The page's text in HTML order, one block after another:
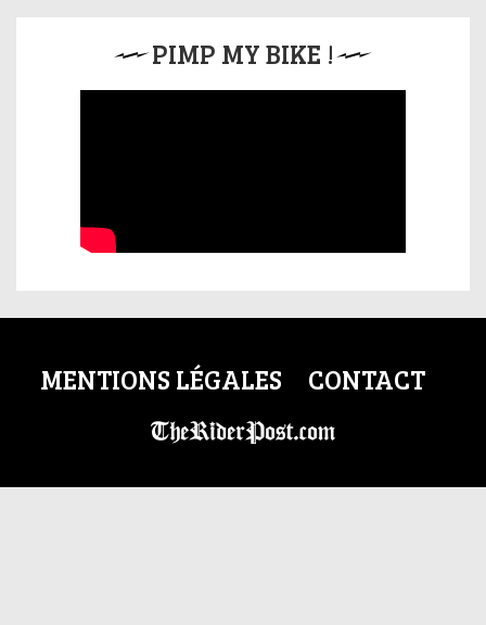
PIMP MY BIKE !
MENTIONS LÉGALES CONTACT